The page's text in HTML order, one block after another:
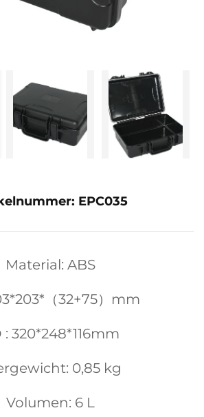
EPC035
Material: ABS
（32+75）mm
: 320*248*116mm
0,85 kg
Volumen: 6 L